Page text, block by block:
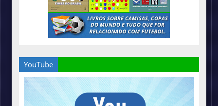
YouTube